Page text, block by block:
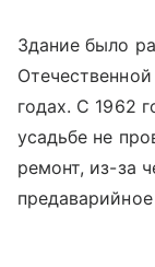
Здание было
годах. С 1962
усадьбе не
ремонт, из-за